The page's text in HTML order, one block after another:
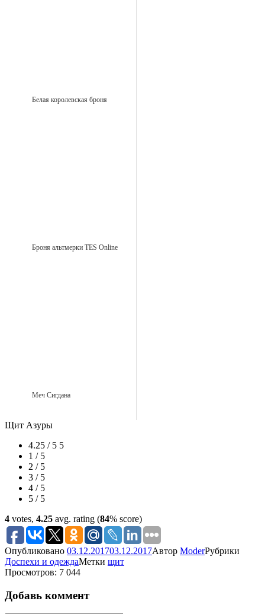
Белая королевская броня
Броня альтмерки TES Online
Меч Сигдана
Щит Азуры
4.25 / 5 5
1 / 5
2 / 5
3 / 5
4 / 5
5 / 5
4 votes, 4.25 avg. rating (84% score)
Опубликовано 03.12.201703.12.2017Автор ModerРубрики
Доспехи и одеждаМетки щит
Просмотров: 7 044
Добавь коммент